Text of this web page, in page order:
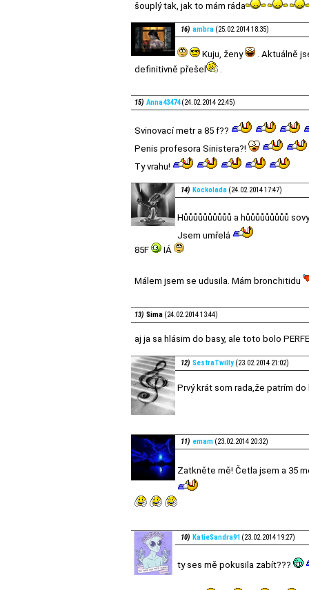
šouplý tak, jak to mám ráda
16) ambra (25.02.2014 18:35)
Kuju, ženy
. Aktuálně
definitivně přešel
15) Anna43474(24.02.2014 22:45)
Svinovací metr a 85 f??
Penis profesora Sinistera?!
Ty vrahu!
14) Kockolada (24.02.2014 17:47)
Hůůůůůůůůůů a hůůůůůůůůů
Jsem umřelá
85F
IÁ
Málem jsem se udusila. Mám bronchitidu
13) Sima (24.02.2014 13:44)
aj ja sa hlásim do basy, ale toto bolo
12) SestraTwilly (23.02.2014 21:02)
Prvý krát som rada,že patrím
11) emam (23.02.2014 20:32)
Zatkněte mě! Četla jsem a 35
10) KatieSandra91 (23.02.2014 19:27)
ty ses mě pokusila zabít???